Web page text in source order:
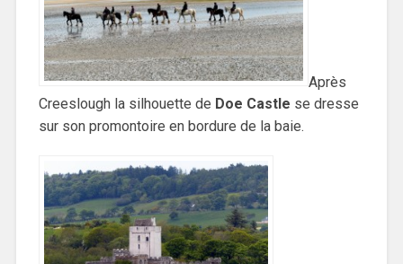
Après
Creeslough la silhouette de Doe Castle se dresse
sur son promontoire en bordure de la baie.